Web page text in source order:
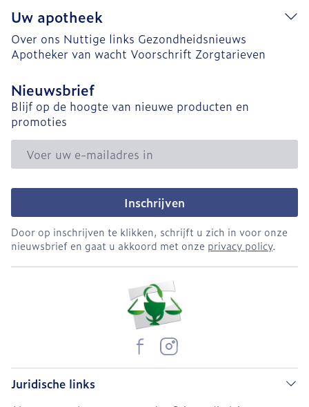
Uw apotheek
Over ons Nuttige links Gezondheidsnieuws
Apotheker van wacht Voorschrift Zorgtarieven
Nieuwsbrief
Blijf op de hoogte van nieuwe producten en
promoties
E-mail adres
Inschrijven
Door op inschrijven te klikken, schrijft u zich in voor onze
nieuwsbrief en gaat u akkoord met onze privacy policy.
Juridische links